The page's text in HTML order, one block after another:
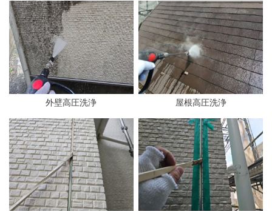
外壁高圧洗浄 屋根高圧洗浄